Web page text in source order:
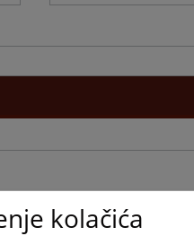
kolačića